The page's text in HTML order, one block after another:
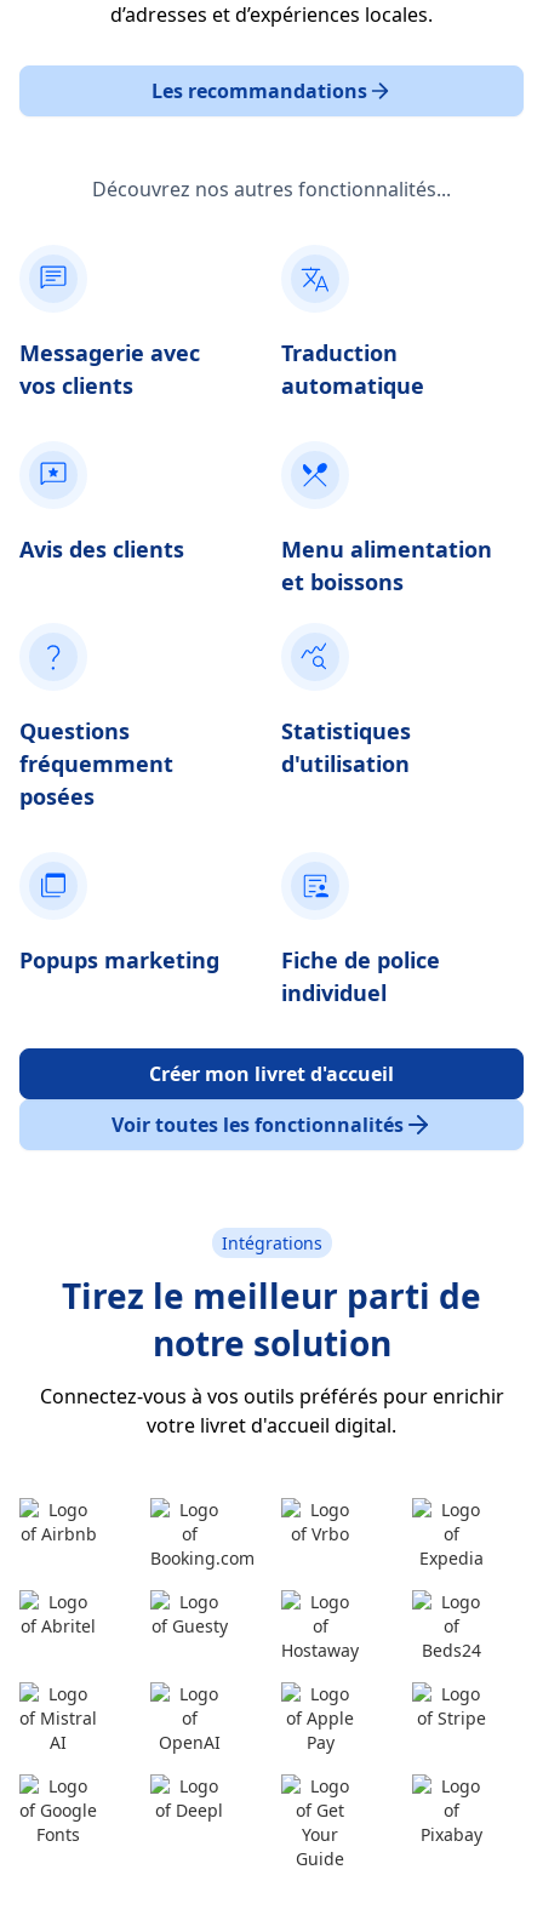
d’adresses et d’expériences locales.
Les recommandations
Découvrez nos autres fonctionnalités...
Messagerie avec
vos clients
Traduction
automatique
Avis des clients
Menu alimentation
et boissons
Questions
fréquemment
posées
Statistiques
d'utilisation
Popups marketing
Fiche de police
individuel
Voir toutes les fonctionnalités
Créer mon livret d'accueil
Intégrations
Tirez le meilleur parti de
notre solution
Connectez-vous à vos outils préférés pour enrichir
votre livret d'accueil digital.